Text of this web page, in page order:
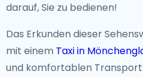
darauf, Sie zu bedienen!
Das Erkunden dieser
mit einem Taxi in
und komfortablen